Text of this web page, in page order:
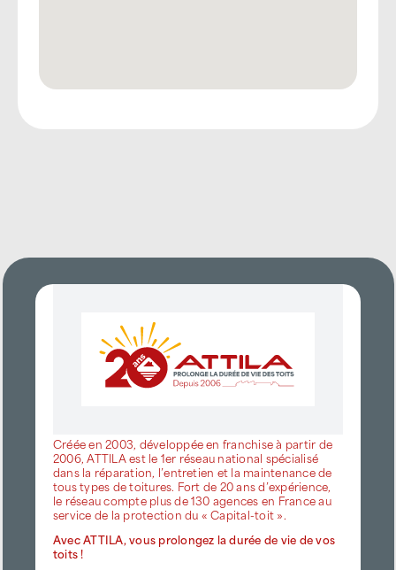
Créée en 2003, développée en franchise à partir de
2006, ATTILA est le 1er réseau national spécialisé
dans la réparation, l’entretien et la maintenance de
tous types de toitures. Fort de 20 ans d’expérience,
le réseau compte plus de 130 agences en France au
service de la protection du « Capital-toit ».
Avec ATTILA, vous prolongez la durée de vie de vos
toits !